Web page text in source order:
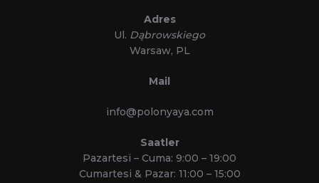
Adres
Ul. Dąbrowskiego
Warsaw, PL
Mail
info@polonyaya.com
Saatler
Pazartesi – Cuma: 9:00 – 19:00
Cumartesi & Pazar: 11:00 – 15:00